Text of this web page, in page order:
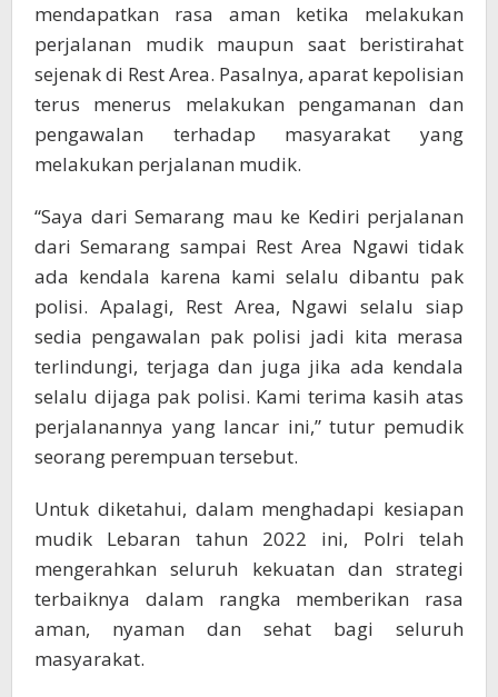
mendapatkan rasa aman ketika melakukan
perjalanan mudik maupun saat beristirahat
sejenak di Rest Area. Pasalnya, aparat kepolisian
terus menerus melakukan pengamanan dan
pengawalan terhadap masyarakat yang
melakukan perjalanan mudik.
“Saya dari Semarang mau ke Kediri perjalanan
dari Semarang sampai Rest Area Ngawi tidak
ada kendala karena kami selalu dibantu pak
polisi. Apalagi, Rest Area, Ngawi selalu siap
sedia pengawalan pak polisi jadi kita merasa
terlindungi, terjaga dan juga jika ada kendala
selalu dijaga pak polisi. Kami terima kasih atas
perjalanannya yang lancar ini,” tutur pemudik
seorang perempuan tersebut.
Untuk diketahui, dalam menghadapi kesiapan
mudik Lebaran tahun 2022 ini, Polri telah
mengerahkan seluruh kekuatan dan strategi
terbaiknya dalam rangka memberikan rasa
aman, nyaman dan sehat bagi seluruh
masyarakat.